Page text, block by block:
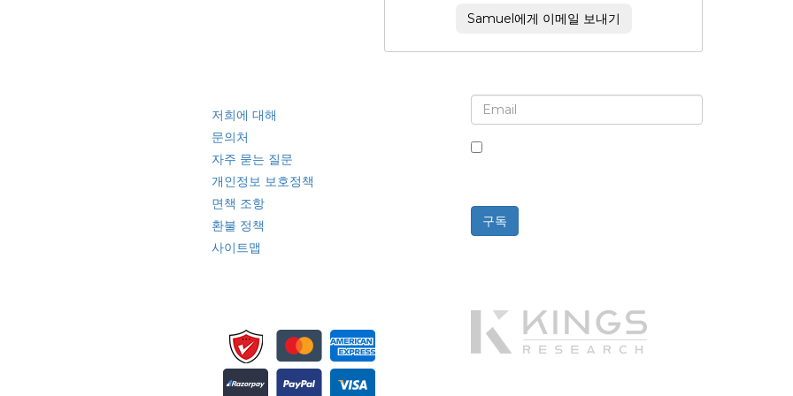
Samuel에게 이메일 보내기
저희에 대해
문의처
자주 묻는 질문
개인정보 보호정책
면책 조항
환불 정책
사이트맵
구독